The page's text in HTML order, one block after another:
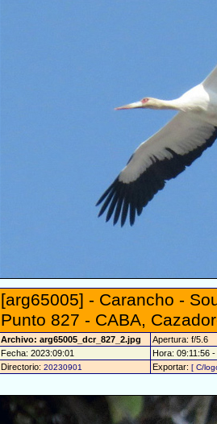
[arg65005] - Carancho -
Punto 827 - CABA,
Archivo: arg65005_dcr_827_2.jpg
Apertura: f/5.6
Fecha: 2023:09:01
Hora: 09:11:56
Directorio: 20230901 Exportar: [ C/